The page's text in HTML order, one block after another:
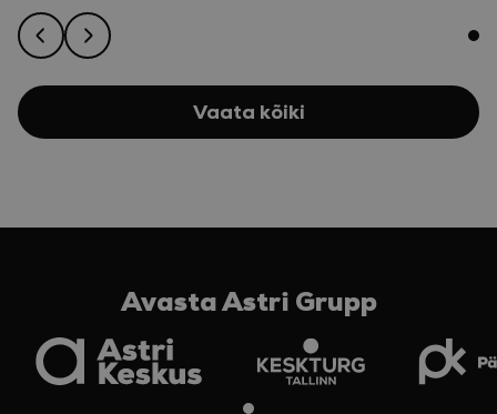
Vaata kõiki
Avasta Astri Grupp